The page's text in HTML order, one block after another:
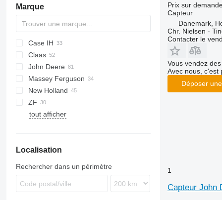
Marque
V-MIX
Case IH
310
2166
2388
5130
7240
7250
9120
MX
Magnum
Claas
Arion
Dominator
Lexion
Ranger
Targo
Agrotron
D-series
Vario
6640
TW
535
540
John Deere
6610
8100
9780
3650
Massey Ferguson
30
3060
5445
7274
8660
8670
New Holland
CR
FX
TL
TX
ZF
tout afficher
Localisation
Rechercher dans un périmètre
Prix sur
Capteur
Danemark,
Chr. Nielsen -
Contacter le
Vous vendez
Avec nous, c'est
Déposer
1
Capteur John